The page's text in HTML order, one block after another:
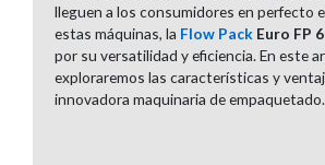
lleguen a los consumidores en perfecto
estas máquinas, la Flow Pack Euro FP
por su versatilidad y eficiencia. En este
exploraremos las características y
innovadora maquinaria de empaquetado.